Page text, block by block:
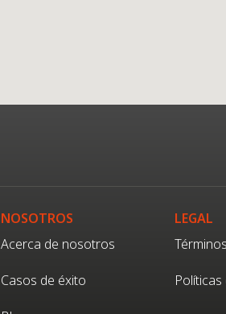
NOSOTROS
Acerca de nosotros
Casos de éxito
LEGAL